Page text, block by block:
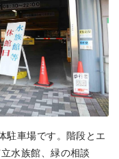
駐車場です。階段とエ
水族館、緑の相談